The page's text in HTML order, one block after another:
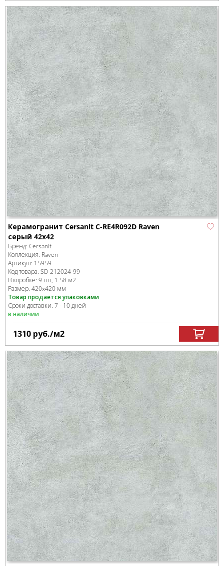
Керамогранит Cersanit C-RE4R092D Raven
серый 42x42
Бренд: Cersanit
Коллекция: Raven
Артикул: 15959
Код товара: SD-212024-99
В коробке: 9 шт, 1.58 м2
Размер: 420x420 мм
Товар продается упаковками
Сроки доставки: 7 - 10 дней
в наличии
1310 руб./м2